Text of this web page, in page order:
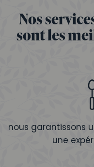
Nos
sont les
nous garantissons
une